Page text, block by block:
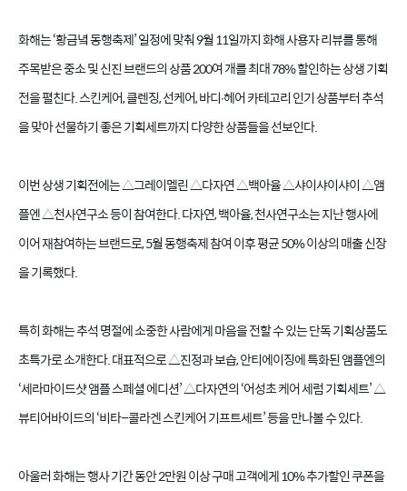
화해는‘황금녘 동행축제’일정에 맞춰9월11일까지 화해 사용자 리뷰를 통해
주목받은 중소 및 신진 브랜드의 상품200여 개를 최대78%할인하는 상생 기획
전을 펼친다.스킨케어,클렌징,선케어,바디∙헤어 카테고리 인기 상품부터 추석
을 맞아 선물하기 좋은 기획세트까지 다양한 상품들을 선보인다.
이번 상생 기획전에는△그레이멜린△다자연△백아율△샤이샤이샤이△앰
플엔△천사연구소 등이 참여한다.다자연,백아율,천사연구소는 지난 행사에
이어 재참여하는 브랜드로, 5월 동행축제 참여 이후 평균50%이상의 매출 신장
을 기록했다.
특히 화해는 추석 명절에 소중한 사람에게 마음을 전할 수 있는 단독 기획상품도
초특가로 소개한다.대표적으로△진정과 보습,안티에이징에 특화된 앰플엔의
‘세라마이드샷 앰플 스페셜 에디션’ △다자연의‘어성초 케어 세럼 기획세트’ △
뷰티어바이드의‘비타–콜라겐 스킨케어 기프트세트’등을 만나볼 수 있다.
아울러 화해는 행사 기간 동안2만원 이상 구매 고객에게10%추가할인 쿠폰을